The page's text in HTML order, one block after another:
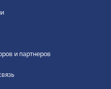
и партнеров